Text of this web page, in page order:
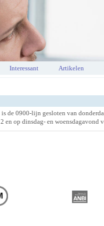
Interessant Artikelen
is de 0900-lijn gesloten van
en op dinsdag- en woensdagavond